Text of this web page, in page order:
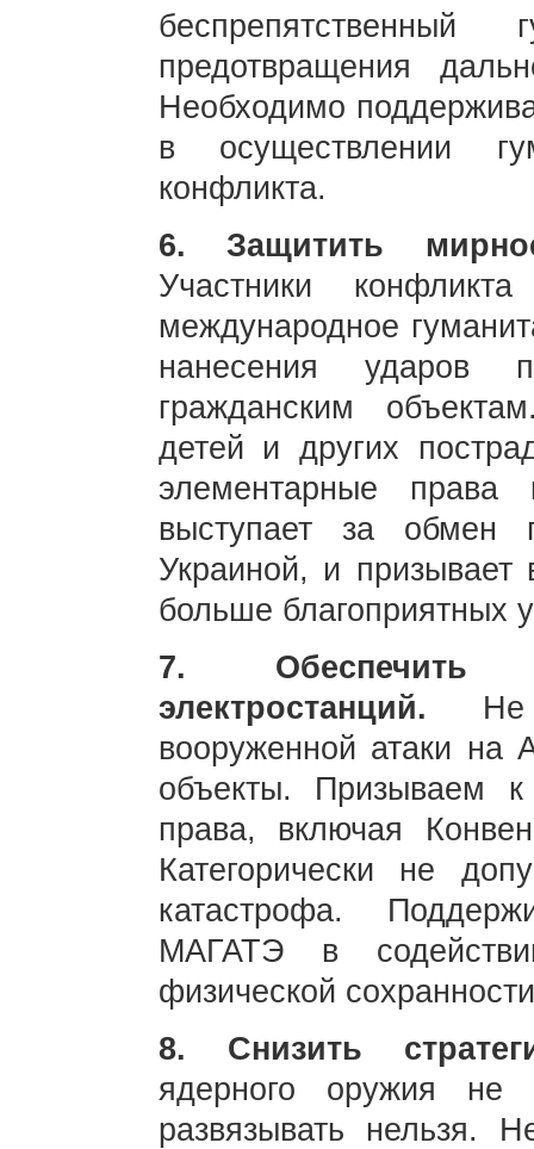
предотвращения
Необходимо
в осуществлении
конфликта.
6. Защитить
Участники
международное
нанесения
гражданским
детей и других
элементарные права
выступает за
Украиной, и призывает
больше благоприятных
7. Обеспечить
электростанций. Не
вооруженной атаки
объекты. Призываем
права, включая
Категорически не
катастрофа.
МАГАТЭ в
физической
8. Снизить
ядерного оружия не
развязывать нельзя.